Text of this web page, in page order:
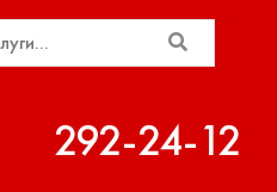
292‑24‑12